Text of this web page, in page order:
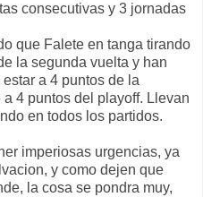
consecutivas y 3 jornadas
que Falete en tanga tirando
la segunda vuelta y han
a 4 puntos de la
4 puntos del playoff. Llevan
en todos los partidos.
imperiosas urgencias, ya
y como dejen que
la cosa se pondra muy,